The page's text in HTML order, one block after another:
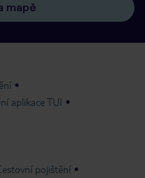
mapě
aplikace TUI
pojištění